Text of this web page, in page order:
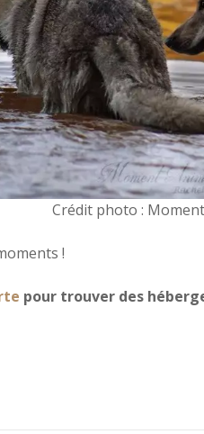
Crédit photo :
!
pour trouver des